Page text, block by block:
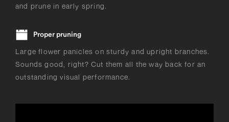
and prune in early spring.
Proper pruning
Large flower panicles on sturdy and upright branches.
Sounds good, right? Cut them all the way back for an
outstanding visual performance.